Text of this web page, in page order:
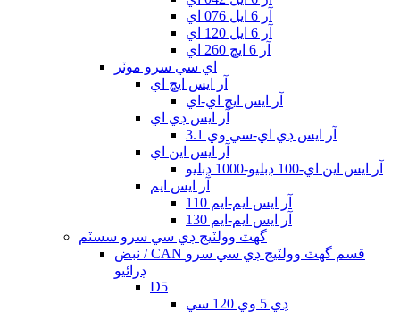
آر 6 ايل 076 اي
آر 6 ايل 120 اي
آر 6 ايڇ 260 اي
اي سي سرو موٽر
آر ايس ايڇ اي
آر ايس ايڇ اي-اي
آر ايس ڊي اي
آر ايس ڊي اي-سي وي 3.1
آر ايس اين اي
آر ايس اين اي-100 ڊبليو-1000 ڊبليو
آر ايس ايم
آر ايس ايم-ايم 110
آر ايس ايم-ايم 130
گھٽ وولٽيج ڊي سي سرو سسٽم
نبض / CAN قسم گھٽ وولٽيج ڊي سي سرو
ڊرائيو
D5
ڊي 5 وي 120 سي